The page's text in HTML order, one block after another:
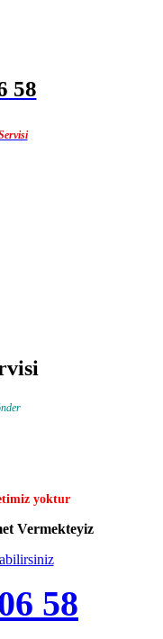
58
yoktur
Vermekteyiz
58